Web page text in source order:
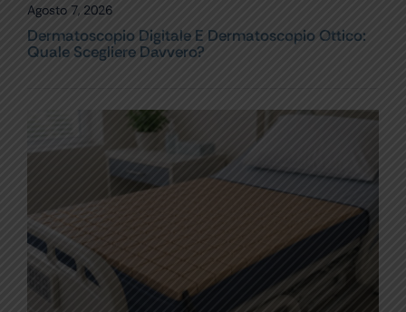
Agosto 7, 2026
Dermatoscopio Digitale E Dermatoscopio Ottico:
Quale Scegliere Davvero?